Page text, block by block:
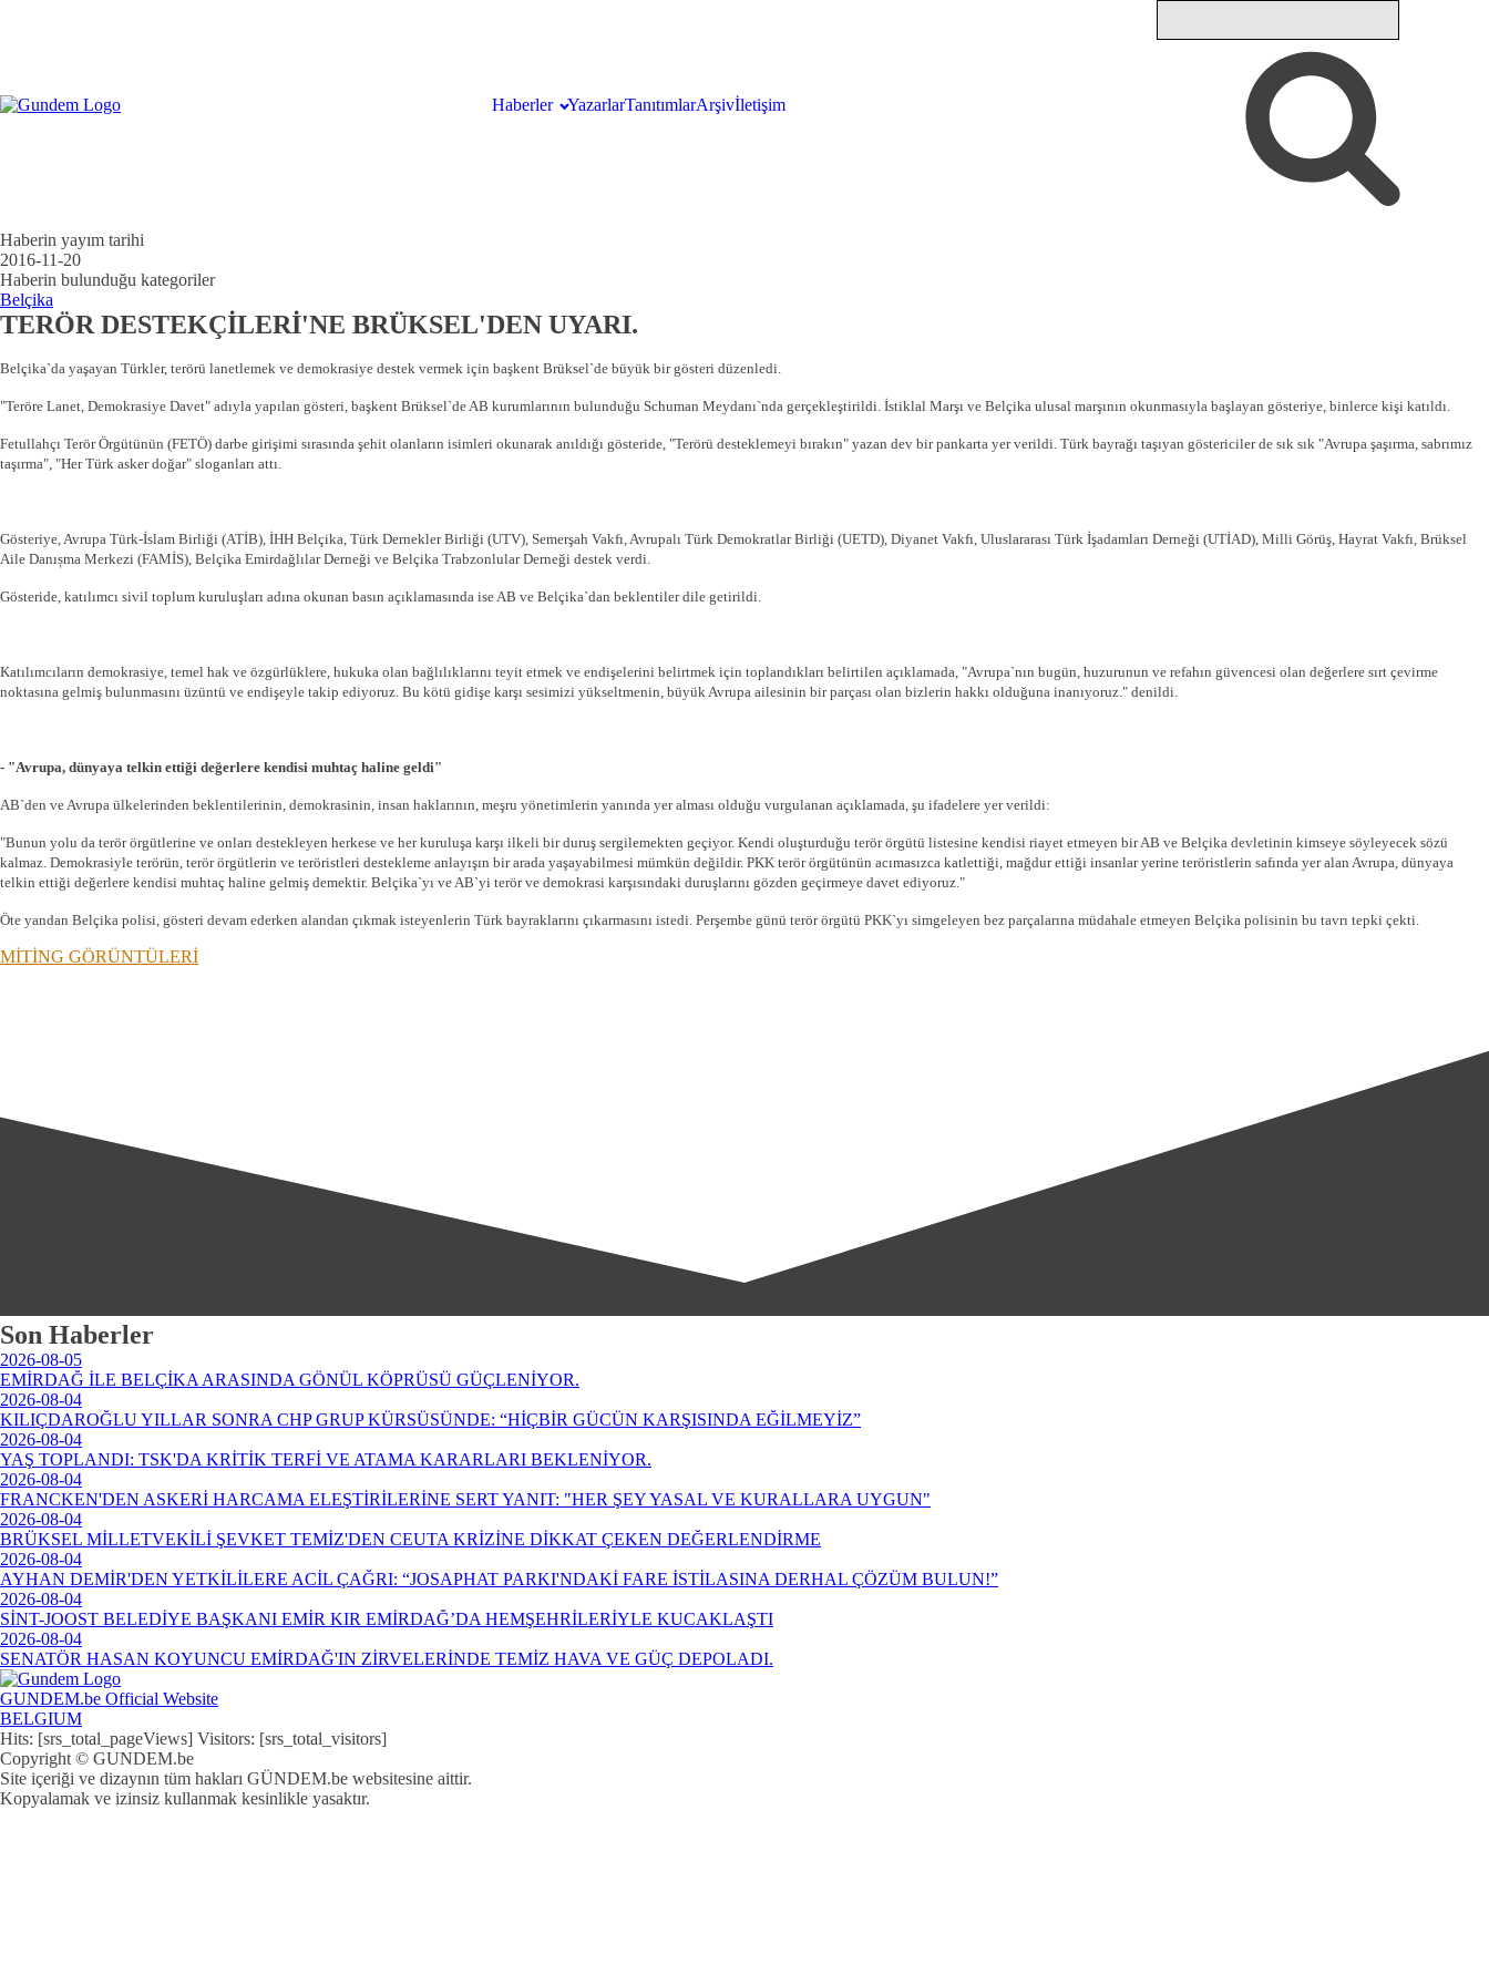
Haberler YazarlarTanıtımlarArşivİletişim
Haberin yayım tarihi
2016-11-20
Haberin bulunduğu kategoriler
Belçika
TERÖR DESTEKÇİLERİ'NE BRÜKSEL'DEN UYARI.
Belçika`da yaşayan Türkler, terörü lanetlemek ve demokrasiye destek vermek için başkent Brüksel`de büyük bir gösteri düzenledi.
"Teröre Lanet, Demokrasiye Davet" adıyla yapılan gösteri, başkent Brüksel`de AB kurumlarının bulunduğu Schuman Meydanı`nda gerçekleştirildi. İstiklal Marşı ve Belçika ulusal marşının okunmasıyla başlayan gösteriye, binlerce kişi katıldı.
Fetullahçı Terör Örgütünün (FETÖ) darbe girişimi sırasında şehit olanların isimleri okunarak anıldığı gösteride, "Terörü desteklemeyi bırakın" yazan dev bir pankarta yer verildi. Türk bayrağı taşıyan göstericiler de sık sık "Avrupa şaşırma, sabrımız
taşırma", "Her Türk asker doğar" sloganları attı.
Gösteriye, Avrupa Türk-İslam Birliği (ATİB), İHH Belçika, Türk Dernekler Birliği (UTV), Semerşah Vakfı, Avrupalı Türk Demokratlar Birliği (UETD), Diyanet Vakfı, Uluslararası Türk İşadamları Derneği (UTİAD), Milli Görüş, Hayrat Vakfı, Brüksel
Aile Danıșma Merkezi (FAMİS), Belçika Emirdağlılar Derneği ve Belçika Trabzonlular Derneği destek verdi.
Gösteride, katılımcı sivil toplum kuruluşları adına okunan basın açıklamasında ise AB ve Belçika`dan beklentiler dile getirildi.
Katılımcıların demokrasiye, temel hak ve özgürlüklere, hukuka olan bağlılıklarını teyit etmek ve endişelerini belirtmek için toplandıkları belirtilen açıklamada, "Avrupa`nın bugün, huzurunun ve refahın güvencesi olan değerlere sırt çevirme
noktasına gelmiş bulunmasını üzüntü ve endişeyle takip ediyoruz. Bu kötü gidişe karşı sesimizi yükseltmenin, büyük Avrupa ailesinin bir parçası olan bizlerin hakkı olduğuna inanıyoruz." denildi.
- "Avrupa, dünyaya telkin ettiği değerlere kendisi muhtaç haline geldi"
AB`den ve Avrupa ülkelerinden beklentilerinin, demokrasinin, insan haklarının, meşru yönetimlerin yanında yer alması olduğu vurgulanan açıklamada, şu ifadelere yer verildi:
"Bunun yolu da terör örgütlerine ve onları destekleyen herkese ve her kuruluşa karşı ilkeli bir duruş sergilemekten geçiyor. Kendi oluşturduğu terör örgütü listesine kendisi riayet etmeyen bir AB ve Belçika devletinin kimseye söyleyecek sözü
kalmaz. Demokrasiyle terörün, terör örgütlerin ve teröristleri destekleme anlayışın bir arada yaşayabilmesi mümkün değildir. PKK terör örgütünün acımasızca katlettiği, mağdur ettiği insanlar yerine teröristlerin safında yer alan Avrupa, dünyaya
telkin ettiği değerlere kendisi muhtaç haline gelmiş demektir. Belçika`yı ve AB`yi terör ve demokrasi karşısındaki duruşlarını gözden geçirmeye davet ediyoruz."
Öte yandan Belçika polisi, gösteri devam ederken alandan çıkmak isteyenlerin Türk bayraklarını çıkarmasını istedi. Perşembe günü terör örgütü PKK`yı simgeleyen bez parçalarına müdahale etmeyen Belçika polisinin bu tavrı tepki çekti.
MİTİNG GÖRÜNTÜLERİ
Son Haberler
2026-08-05
EMİRDAĞ İLE BELÇİKA ARASINDA GÖNÜL KÖPRÜSÜ GÜÇLENİYOR.
2026-08-04
KILIÇDAROĞLU YILLAR SONRA CHP GRUP KÜRSÜSÜNDE: “HİÇBİR GÜCÜN KARŞISINDA EĞİLMEYİZ”
2026-08-04
YAŞ TOPLANDI: TSK'DA KRİTİK TERFİ VE ATAMA KARARLARI BEKLENİYOR.
2026-08-04
FRANCKEN'DEN ASKERİ HARCAMA ELEŞTİRİLERİNE SERT YANIT: "HER ŞEY YASAL VE KURALLARA UYGUN"
2026-08-04
BRÜKSEL MİLLETVEKİLİ ŞEVKET TEMİZ'DEN CEUTA KRİZİNE DİKKAT ÇEKEN DEĞERLENDİRME
2026-08-04
AYHAN DEMİR'DEN YETKİLİLERE ACİL ÇAĞRI: “JOSAPHAT PARKI'NDAKİ FARE İSTİLASINA DERHAL ÇÖZÜM BULUN!”
2026-08-04
SİNT-JOOST BELEDİYE BAŞKANI EMİR KIR EMİRDAĞ’DA HEMŞEHRİLERİYLE KUCAKLAŞTI
2026-08-04
SENATÖR HASAN KOYUNCU EMİRDAĞ'IN ZİRVELERİNDE TEMİZ HAVA VE GÜÇ DEPOLADI.
GUNDEM.be Official Website
BELGIUM
Hits: [srs_total_pageViews] Visitors: [srs_total_visitors]
Copyright © GUNDEM.be
Site içeriği ve dizaynın tüm hakları GÜNDEM.be websitesine aittir.
Kopyalamak ve izinsiz kullanmak kesinlikle yasaktır.